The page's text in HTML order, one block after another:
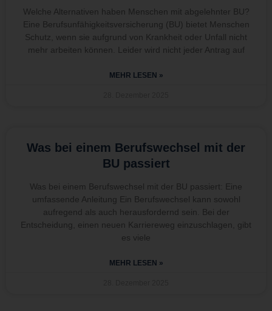
Welche Alternativen haben Menschen mit abgelehnter BU?
Eine Berufsunfähigkeitsversicherung (BU) bietet Menschen
Schutz, wenn sie aufgrund von Krankheit oder Unfall nicht
mehr arbeiten können. Leider wird nicht jeder Antrag auf
MEHR LESEN »
Was bei einem Berufswechsel mit der
BU passiert
Was bei einem Berufswechsel mit der BU passiert: Eine
umfassende Anleitung Ein Berufswechsel kann sowohl
aufregend als auch herausfordernd sein. Bei der
Entscheidung, einen neuen Karriereweg einzuschlagen, gibt
es viele
MEHR LESEN »